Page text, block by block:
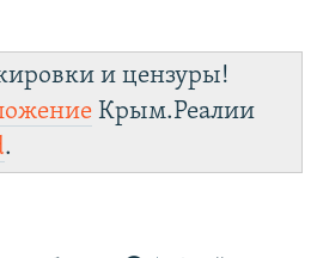
и цензуры!
Крым.Реалии
.